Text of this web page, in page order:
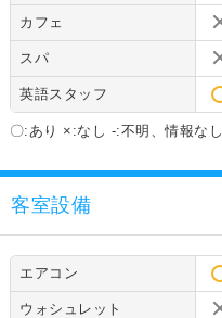
カフェ
スパ
英語スタッフ
〇:あり ×:なし -:不明、情報なし
客室設備
エアコン
ウォシュレット